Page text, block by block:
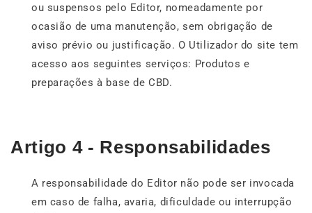
ou suspensos pelo Editor, nomeadamente por
ocasião de uma manutenção, sem obrigação de
aviso prévio ou justificação. O Utilizador do site tem
acesso aos seguintes serviços: Produtos e
preparações à base de CBD.
Artigo 4 - Responsabilidades
A responsabilidade do Editor não pode ser invocada
em caso de falha, avaria, dificuldade ou interrupção